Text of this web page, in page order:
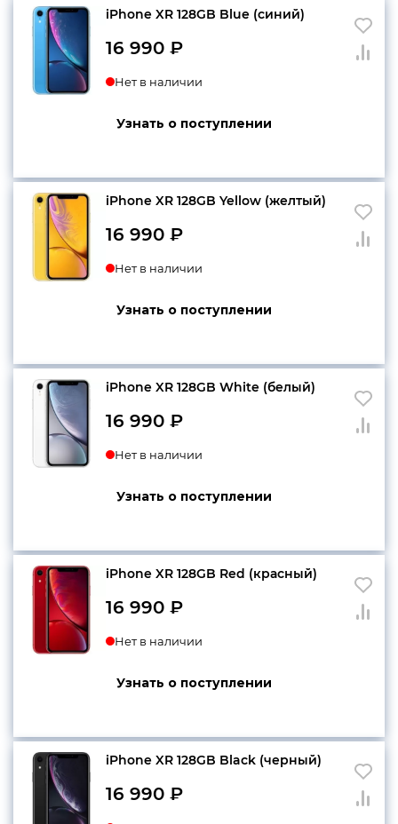
iPhone XR 128GB Blue (синий)
16 990 ₽
Нет в наличии
Узнать о поступлении
iPhone XR 128GB Yellow (желтый)
16 990 ₽
Нет в наличии
Узнать о поступлении
iPhone XR 128GB White (белый)
16 990 ₽
Нет в наличии
Узнать о поступлении
iPhone XR 128GB Red (красный)
16 990 ₽
Нет в наличии
Узнать о поступлении
iPhone XR 128GB Black (черный)
16 990 ₽